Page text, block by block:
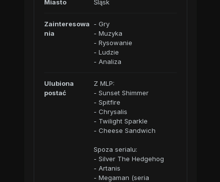
Miasto Śląsk
Zainteresowa
nia
- Gry
- Muzyka
- Rysowanie
- Ludzie
- Analiza
Ulubiona
postać
Z MLP:
- Sunset Shimmer
- Spitfire
- Chrysalis
- Twilight Sparkle
- Cheese Sandwich
Spoza serialu:
- Silver The Hedgehog
- Artanis
- Megaman (seria